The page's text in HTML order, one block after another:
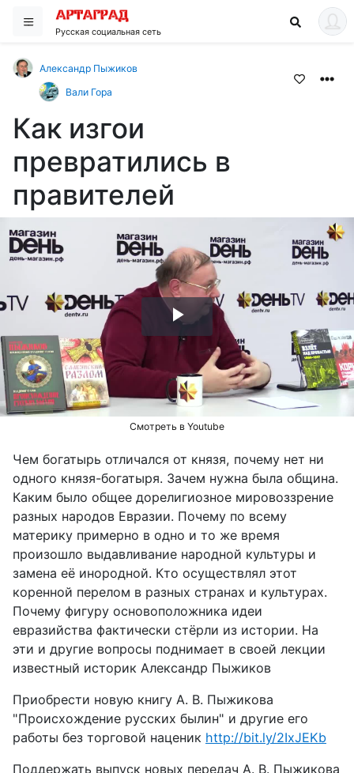
Русская социальная сеть
Александр Пыжиков
Вали Гора
Как изгои
превратились в
правителей
Воспроизвести
видео
Смотреть в Youtube
Чем богатырь отличался от князя, почему нет ни
одного князя-богатыря. Зачем нужна была община.
Каким было общее дорелигиозное мировоззрение
разных народов Евразии. Почему по всему
материку примерно в одно и то же время
произошло выдавливание народной культуры и
замена её инородной. Кто осуществлял этот
коренной перелом в разных странах и культурах.
Почему фигуру основоположника идеи
евразийства фактически стёрли из истории. На
эти и другие вопросы поднимает в своей лекции
известный историк Александр Пыжиков
Приобрести новую книгу А. В. Пыжикова
"Происхождение русских былин" и другие его
работы без торговой наценик http://bit.ly/2IxJEKb
Поддержать выпуск новых передач А. В. Пыжикова